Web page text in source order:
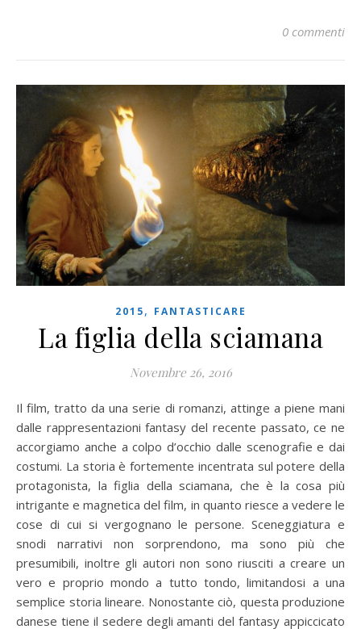
0 commenti
2015, FANTASTICARE
La figlia della sciamana
Novembre 26, 2016
Il film, tratto da una serie di romanzi, attinge a piene mani
dalle rappresentazioni fantasy del recente passato, ce ne
accorgiamo anche a colpo d’occhio dalle scenografie e dai
costumi. La storia è fortemente incentrata sul potere della
protagonista, la figlia della sciamana, che è la cosa più
intrigante e magnetica del film, in quanto riesce a vedere le
cose di cui si vergognano le persone. Sceneggiatura e
snodi narrativi non sorprendono, ma sono più che
presumibili, inoltre gli autori non sono riusciti a creare un
vero e proprio mondo a tutto tondo, limitandosi a una
semplice storia lineare. Nonostante ciò, questa produzione
danese tiene il sedere degli amanti del fantasy appiccicato